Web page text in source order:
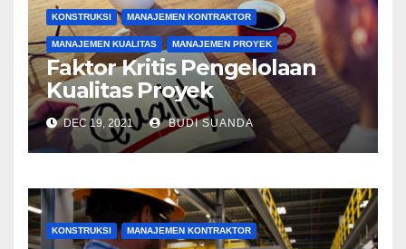
KONSTRUKSI MANAJEMEN KONTRAKTOR
MANAJEMEN KUALITAS MANAJEMEN PROYEK
Faktor Kritis Pengelolaan
Kualitas Proyek
DEC 19, 2021 BUDI SUANDA
KONSTRUKSI MANAJEMEN KONTRAKTOR